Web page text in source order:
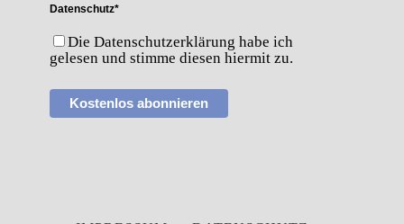
Datenschutz*
Die Datenschutzerklärung habe ich
gelesen und stimme diesen hiermit zu.
Kostenlos abonnieren